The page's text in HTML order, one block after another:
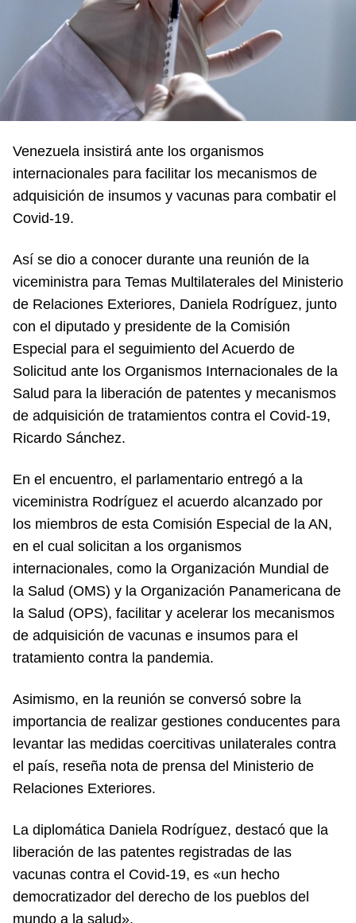
Venezuela insistirá ante los organismos
internacionales para facilitar los mecanismos de
adquisición de insumos y vacunas para combatir el
Covid-19.
Así se dio a conocer durante una reunión de la
viceministra para Temas Multilaterales del Ministerio
de Relaciones Exteriores, Daniela Rodríguez, junto
con el diputado y presidente de la Comisión
Especial para el seguimiento del Acuerdo de
Solicitud ante los Organismos Internacionales de la
Salud para la liberación de patentes y mecanismos
de adquisición de tratamientos contra el Covid-19,
Ricardo Sánchez.
En el encuentro, el parlamentario entregó a la
viceministra Rodríguez el acuerdo alcanzado por
los miembros de esta Comisión Especial de la AN,
en el cual solicitan a los organismos
internacionales, como la Organización Mundial de
la Salud (OMS) y la Organización Panamericana de
la Salud (OPS), facilitar y acelerar los mecanismos
de adquisición de vacunas e insumos para el
tratamiento contra la pandemia.
Asimismo, en la reunión se conversó sobre la
importancia de realizar gestiones conducentes para
levantar las medidas coercitivas unilaterales contra
el país, reseña nota de prensa del Ministerio de
Relaciones Exteriores.
La diplomática Daniela Rodríguez, destacó que la
liberación de las patentes registradas de las
vacunas contra el Covid-19, es «un hecho
democratizador del derecho de los pueblos del
mundo a la salud».